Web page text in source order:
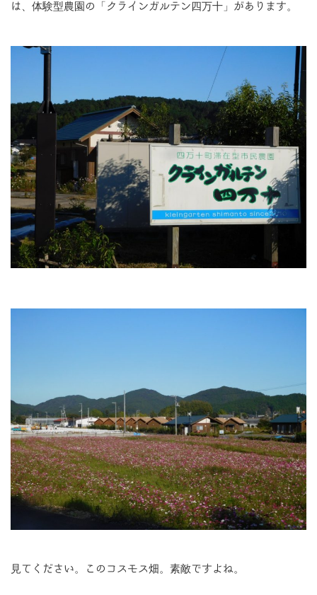
は、体験型農園の「クラインガルテン四万十」があります。
見てください。このコスモス畑。素敵ですよね。